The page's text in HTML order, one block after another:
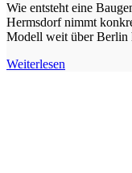
Wie entsteht eine
Hermsdorf nimmt
Modell weit über
Weiterlesen